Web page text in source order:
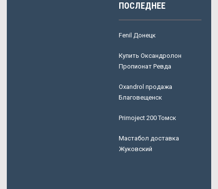
ПОСЛЕДНЕЕ
Fenil Донецк
Купить Оксандролон
Пропионат Ревда
Oxandrol продажа
Благовещенск
Primoject 200 Томск
Мастабол доставка
Жуковский